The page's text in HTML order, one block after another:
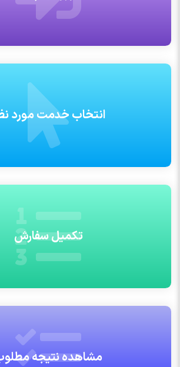
انتخاب خدمت مورد
تکمیل سفارش
مشاهده نتیجه